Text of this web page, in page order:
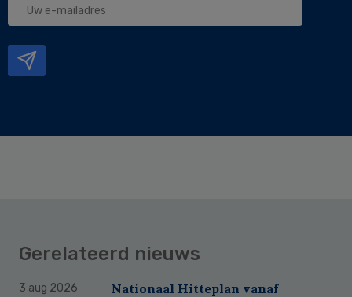
Gerelateerd nieuws
3 aug 2026
Nationaal Hitteplan vanaf